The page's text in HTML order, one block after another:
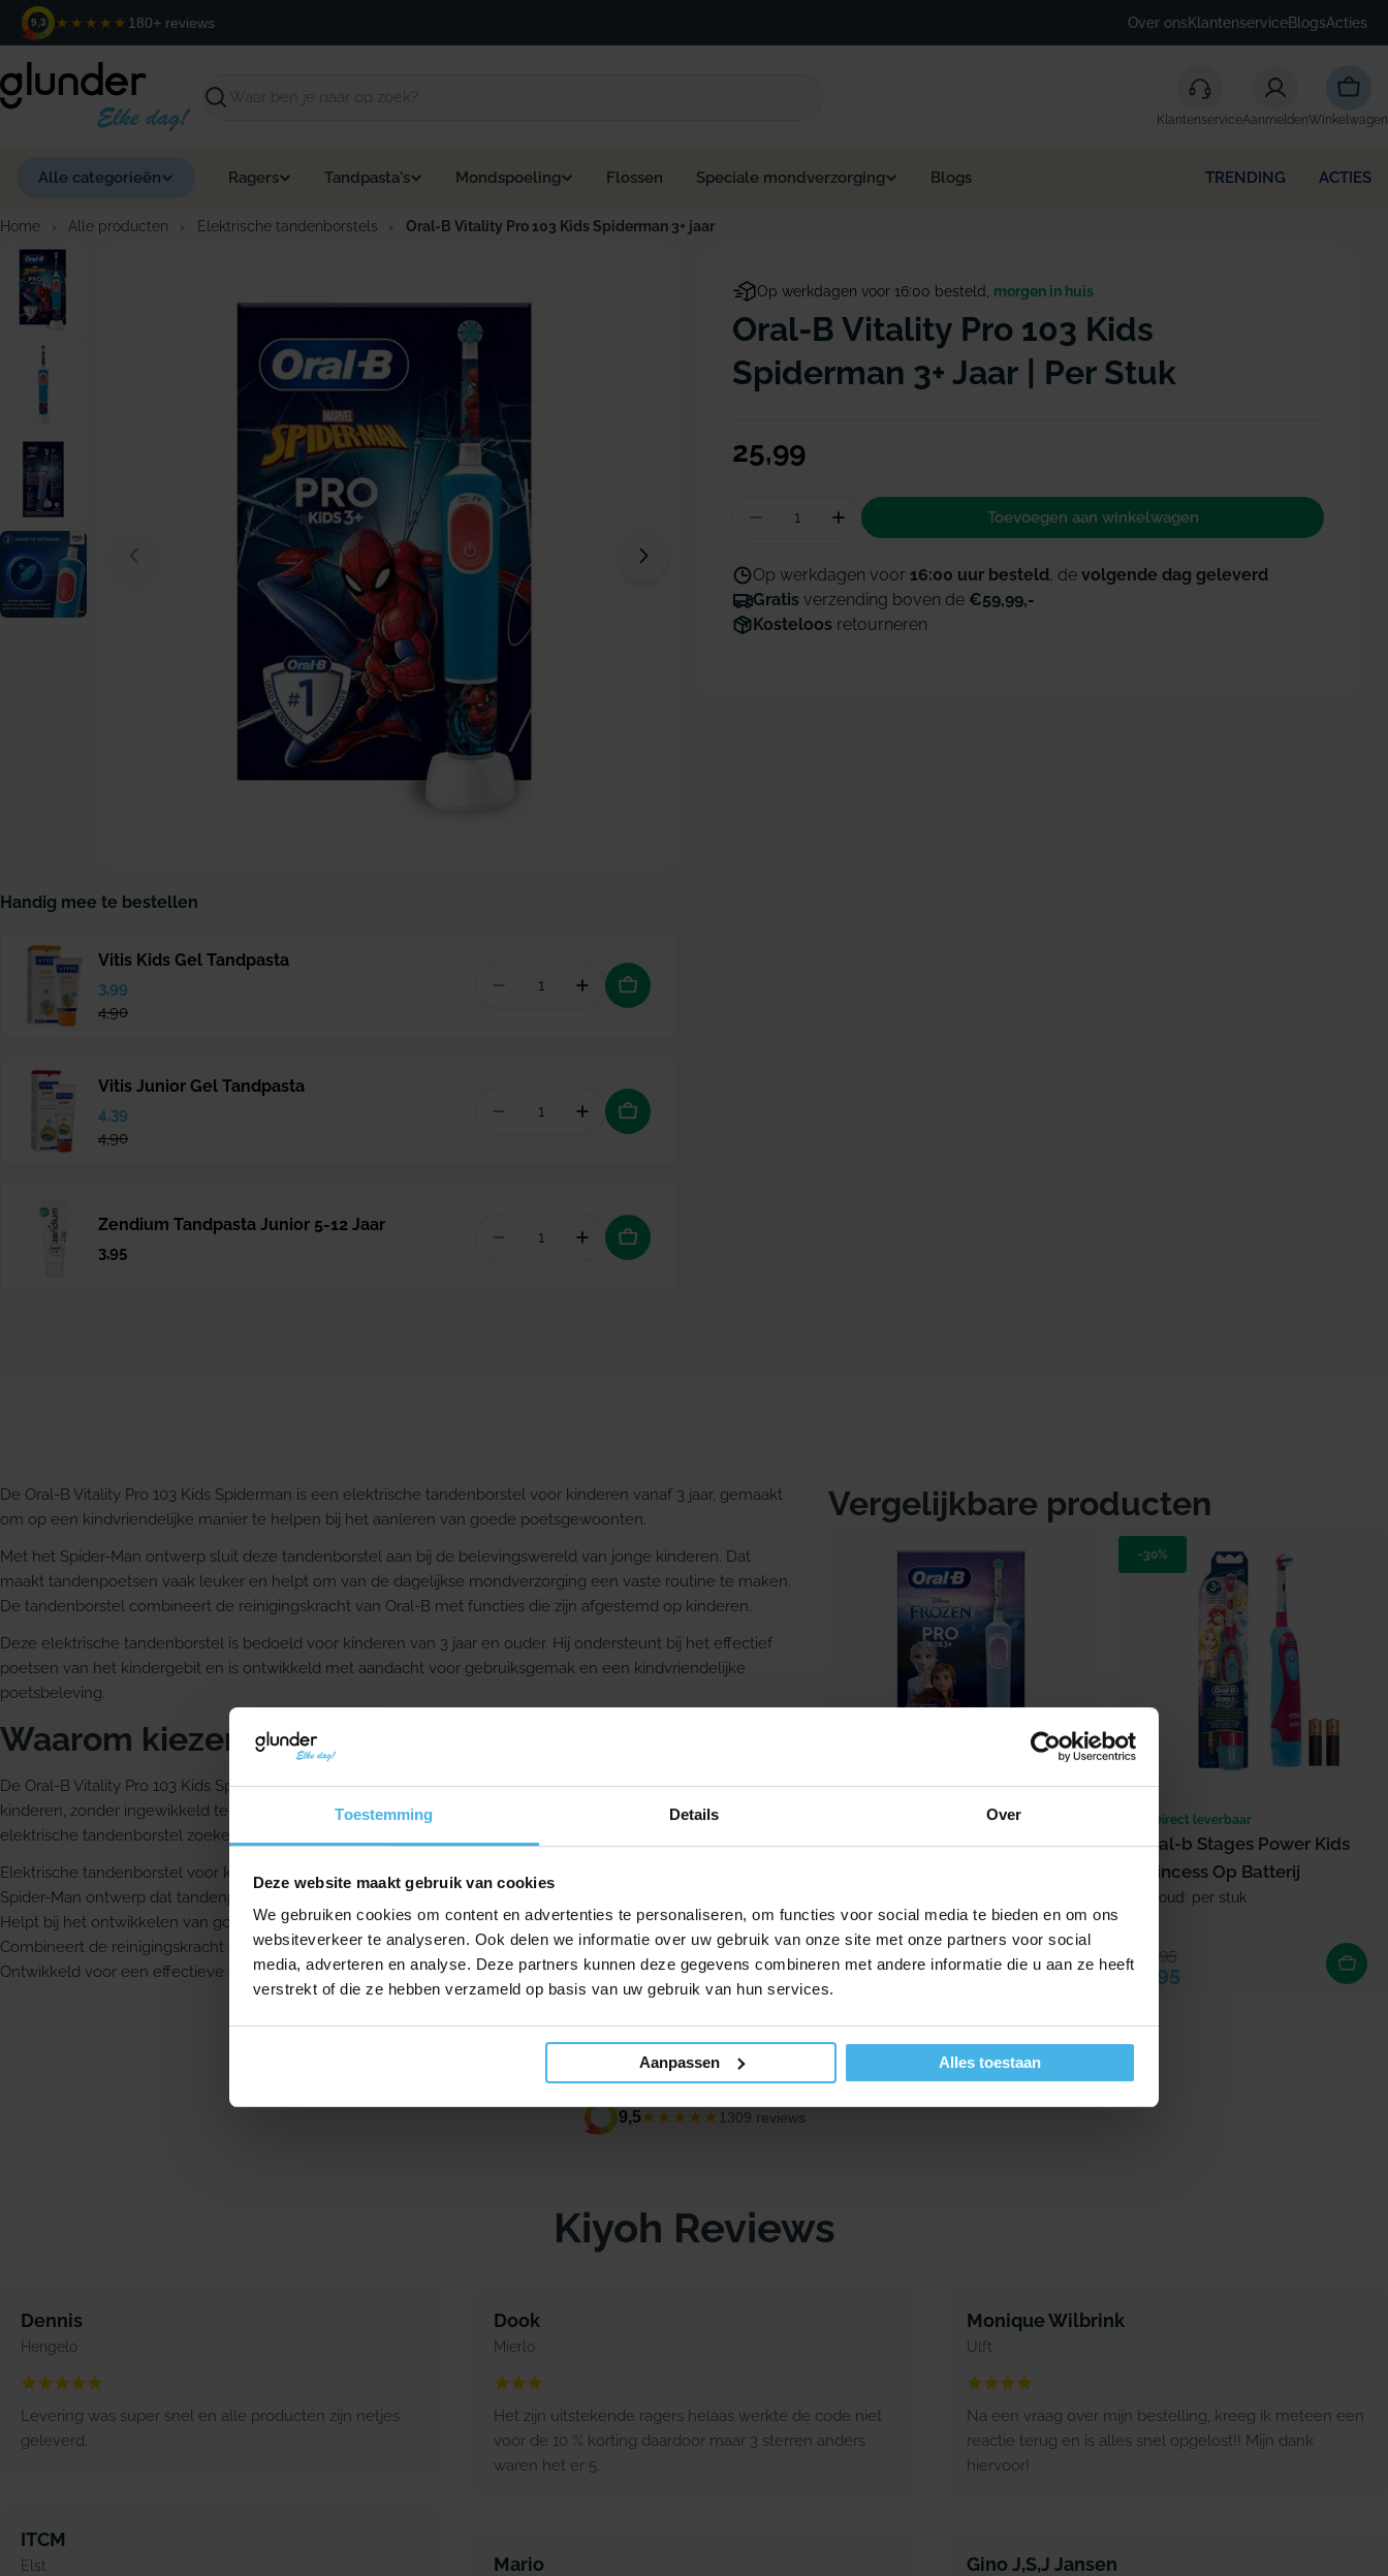
Toestemming Details Over
Deze website maakt gebruik van cookies
We gebruiken cookies om content en advertenties te personaliseren, om functies voor social media te bieden en om ons
websiteverkeer te analyseren. Ook delen we informatie over uw gebruik van onze site met onze partners voor social
media, adverteren en analyse. Deze partners kunnen deze gegevens combineren met andere informatie die u aan ze heeft
verstrekt of die ze hebben verzameld op basis van uw gebruik van hun services.
Aanpassen Alles toestaan
naar
inhoud
9,3 ★★★★★ 180+ reviews Over onsKlantenserviceBlogsActies
Zoeken
KlantenserviceAanmeldenWinkelwagen
Alle categorieën Ragers Tandpasta's Mondspoeling Flossen Speciale mondverzorging Blogs TRENDING ACTIES
Home › Alle producten › Elektrische tandenborstels › Oral-B Vitality Pro 103 Kids Spiderman 3+ jaar
Open media 0 in modaal venster Open media 1 in modaal venster
Handig mee te bestellen
Vitis Kids Gel Tandpasta
Verkoopprijs
3,99
Normale
prijs
4,90
Aantal verminderen voor Vitis Kids Gel tandpasta
Hoeveelheid verhogen voor Vitis Kids Gel tandpasta
Vitis Junior Gel Tandpasta
Verkoopprijs
4,39
Normale
prijs
4,90
Aantal verminderen voor Vitis Junior Gel tandpasta
Hoeveelheid verhogen voor Vitis Junior Gel tandpasta
Zendium Tandpasta Junior 5-12 Jaar
Normale
3,95 Aantal verminderen voor Zendium Tandpasta Junior 5-12 jaar
Hoeveelheid verhogen voor Zendium Tandpasta Junior 5-12 jaar
Op werkdagen voor 16:00 besteld, morgen in huis
Oral-B Vitality Pro 103 Kids
Spiderman 3+ Jaar | Per Stuk
Normale
25,99
Aantal verminderen voor Oral-B Vitality Pro 103 Kids Spiderman 3+ jaar
Hoeveelheid verhogen voor Oral-B Vitality Pro 103 Kids
Toevoegen aan winkelwagen
Op werkdagen voor 16:00 uur besteld, de volgende dag geleverd
Gratis verzending boven de €59,99,-
Kosteloos retourneren
De Oral-B Vitality Pro 103 Kids Spiderman is een elektrische tandenborstel voor kinderen vanaf 3 jaar, gemaakt
om op een kindvriendelijke manier te helpen bij het aanleren van goede poetsgewoonten.
Met het Spider-Man ontwerp sluit deze tandenborstel aan bij de belevingswereld van jonge kinderen. Dat
maakt tandenpoetsen vaak leuker en helpt om van de dagelijkse mondverzorging een vaste routine te maken.
De tandenborstel combineert de reinigingskracht van Oral-B met functies die zijn afgestemd op kinderen.
Deze elektrische tandenborstel is bedoeld voor kinderen van 3 jaar en ouder. Hij ondersteunt bij het effectief
poetsen van het kindergebit en is ontwikkeld met aandacht voor gebruiksgemak en een kindvriendelijke
poetsbeleving.
Waarom kiezen voor deze kindertandenborstel
De Oral-B Vitality Pro 103 Kids Spiderman is ontwikkeld om poetsen aantrekkelijker te maken voor jonge
kinderen, zonder ingewikkeld te zijn in gebruik. Daarmee past hij goed bij ouders die voor het kindergebit een
elektrische tandenborstel zoeken die aansluit bij een dagelijkse routine.
Elektrische tandenborstel voor kinderen vanaf 3 jaar
Spider-Man ontwerp dat tandenpoetsen leuker maakt
Helpt bij het ontwikkelen van goede poetsgewoonten
Combineert de reinigingskracht van Oral-B met kindvriendelijke functies
Ontwikkeld voor een effectieve en kindvriendelijke poetsbeleving
Vergelijkbare producten
Oral-b Vitality Pro 103 Kids
Normale prijs
25,99
-30%
Direct leverbaar
Oral-b Stages Power Kids
Princess Op Batterij
Inhoud: per stuk
Verkoopprijs
8,95
Normale prijs
12,95
9,5★★★★★ 1309 reviews
Kiyoh Reviews
Dennis
Hengelo
Levering was super snel en alle producten zijn netjes
geleverd.
Dook
Mierlo
Het zijn uitstekende ragers helaas werkte de code niet
voor de 10 % korting daardoor maar 3 sterren anders
waren het er 5.
Monique Wilbrink
Ulft
Na een vraag over mijn bestelling, kreeg ik meteen een
reactie terug en is alles snel opgelost!! Mijn dank
hiervoor!
ITCM
Elst Mario Gino J,S,J Jansen